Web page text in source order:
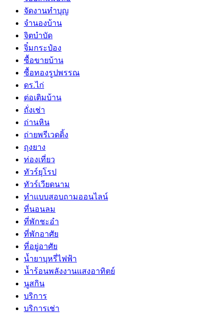
จัดงานทำบุญ
จำนองบ้าน
จิตบำบัด
จิ๋มกระป๋อง
ซื้อขายบ้าน
ซื้อทองรูปพรรณ
ดร.ไก่
ต่อเติมบ้าน
ถั่งเช่า
ถ่านหิน
ถ่ายพรีเวดดิ้ง
ถุงยาง
ท่องเที่ยว
ทัวร์ยุโรป
ทัวร์เวียดนาม
ทำแบบสอบถามออนไลน์
ที่นอนลม
ที่พักชะอำ
ที่พักอาศัย
ที่อยู่อาศัย
น้ำยาบุหรี่ไฟฟ้า
น้ำร้อนพลังงานแสงอาทิตย์
นูสกิน
บริการ
บริการเช่า